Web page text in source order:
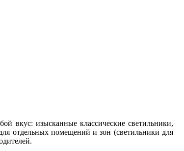
вкус: изысканные классические светильники,
отдельных помещений и зон (светильники для